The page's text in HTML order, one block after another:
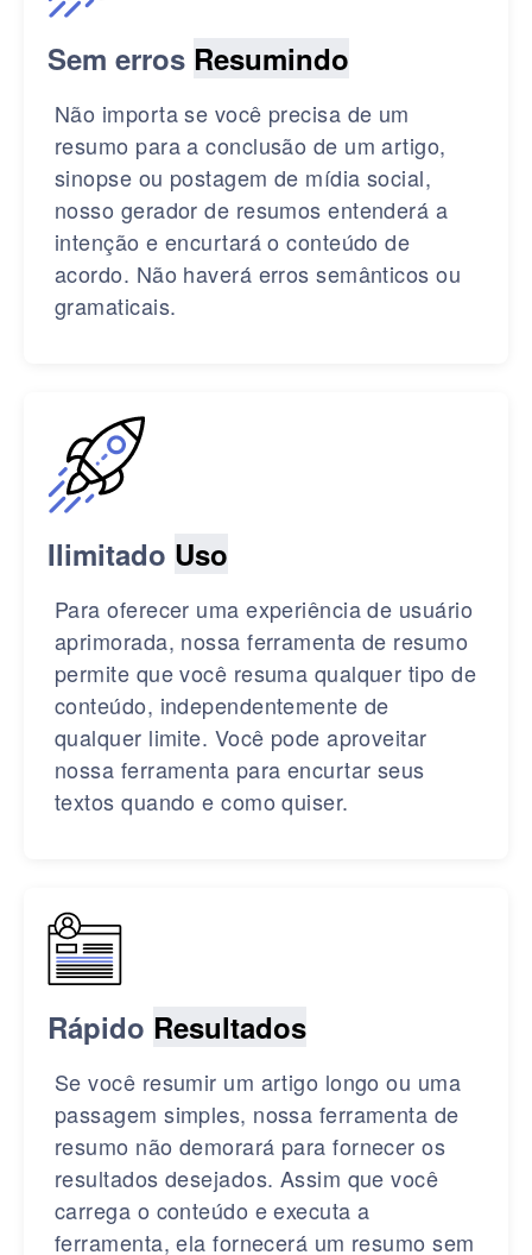
Sem erros Resumindo
Não importa se você precisa de um
resumo para a conclusão de um artigo,
sinopse ou postagem de mídia social,
nosso gerador de resumos entenderá a
intenção e encurtará o conteúdo de
acordo. Não haverá erros semânticos ou
gramaticais.
Ilimitado Uso
Para oferecer uma experiência de usuário
aprimorada, nossa ferramenta de resumo
permite que você resuma qualquer tipo de
conteúdo, independentemente de
qualquer limite. Você pode aproveitar
nossa ferramenta para encurtar seus
textos quando e como quiser.
Rápido Resultados
Se você resumir um artigo longo ou uma
passagem simples, nossa ferramenta de
resumo não demorará para fornecer os
resultados desejados. Assim que você
carrega o conteúdo e executa a
ferramenta, ela fornecerá um resumo sem